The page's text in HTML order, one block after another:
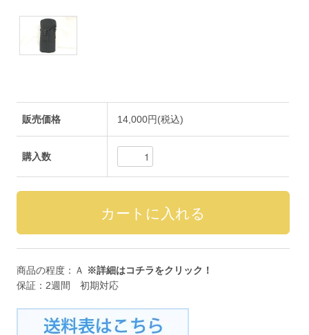
販売価格 14,000円(税込)
購入数
商品の程度：Ａ ※詳細はコチラをクリック！
保証：2週間 初期対応